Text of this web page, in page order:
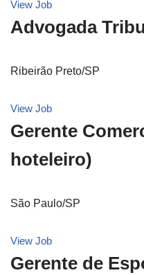
View Job
Advogada
Ribeirão Preto/SP
View Job
Gerente
hoteleiro)
São Paulo/SP
View Job
Gerente de